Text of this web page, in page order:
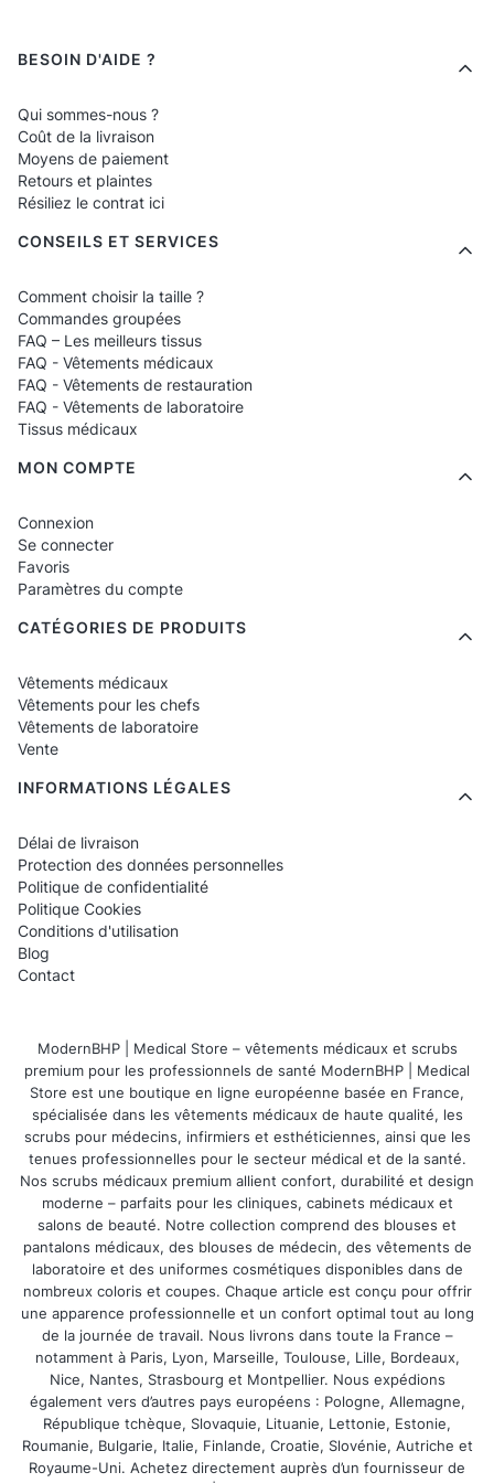
surtout près des buffets et de la cuisine
en direct.
Pour qui sont destinés les
pantalons de chef d'hôtel ?
des finitions élégantes.
Chefs de cuisine principale
durables et polyvalentes pour travailler à
des températures élevées.
Équipes de petit-déjeuner
légers et respirants adaptés au travail
Cuisine en direct
de couleurs unies, qui ont fière allure près
des postes de démonstration.
Équipe de banquets
– pantalons
lors d'événements.
Room service et cuisine de nuit
nettoyer.
Employés de l'arrière-cuisine F&B
modèles pratiques, techniques, durables.
Quels pantalons de chef trouverez-
vous dans cette catégorie ?
adaptés aux cuisines visibles pour les
clients.
Pantalons à carreaux– un classique de
la cuisine, très résistant aux taches.
Pantalons noirs– modernes et stylés,
idéaux pour la cuisine en direct et les
buffets.
Modèles unisexes– adaptés aux équipes
de composition mixte.
Pantalons légers et respirants – pour
travailler à des températures élevées
dans la cuisine de l'hôtel.
Pantalons avec ceinture élastique– un
confort optimal lors de longues heures de
Menu de bas de page
BESOIN D'AIDE ?
Qui sommes-nous ?
Coût de la livraison
Moyens de paiement
Retours et plaintes
Résiliez le contrat ici
CONSEILS ET SERVICES
Comment choisir la taille ?
Commandes groupées
FAQ – Les meilleurs tissus
FAQ - Vêtements médicaux
FAQ - Vêtements de restauration
FAQ - Vêtements de laboratoire
Tissus médicaux
MON COMPTE
Connexion
Se connecter
Favoris
Paramètres du compte
CATÉGORIES DE PRODUITS
Vêtements médicaux
Vêtements pour les chefs
Vêtements de laboratoire
Vente
INFORMATIONS LÉGALES
Délai de livraison
Protection des données personnelles
Politique de confidentialité
Politique Cookies
Conditions d'utilisation
Blog
Contact
ModernBHP | Medical Store – vêtements médicaux et scrubs
premium pour les professionnels de santé ModernBHP | Medical
Store est une boutique en ligne européenne basée en France,
spécialisée dans les vêtements médicaux de haute qualité, les
scrubs pour médecins, infirmiers et esthéticiennes, ainsi que les
tenues professionnelles pour le secteur médical et de la santé.
Nos scrubs médicaux premium allient confort, durabilité et design
moderne – parfaits pour les cliniques, cabinets médicaux et
salons de beauté. Notre collection comprend des blouses et
pantalons médicaux, des blouses de médecin, des vêtements de
laboratoire et des uniformes cosmétiques disponibles dans de
nombreux coloris et coupes. Chaque article est conçu pour offrir
une apparence professionnelle et un confort optimal tout au long
de la journée de travail. Nous livrons dans toute la France –
notamment à Paris, Lyon, Marseille, Toulouse, Lille, Bordeaux,
Nice, Nantes, Strasbourg et Montpellier. Nous expédions
également vers d’autres pays européens : Pologne, Allemagne,
République tchèque, Slovaquie, Lituanie, Lettonie, Estonie,
Roumanie, Bulgarie, Italie, Finlande, Croatie, Slovénie, Autriche et
Royaume-Uni. Achetez directement auprès d’un fournisseur de